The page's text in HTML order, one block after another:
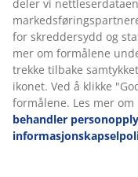
for skreddersydd og
mer om formålene
trekke tilbake
ikonet. Ved å klikke
tre formålene. Les
behandler